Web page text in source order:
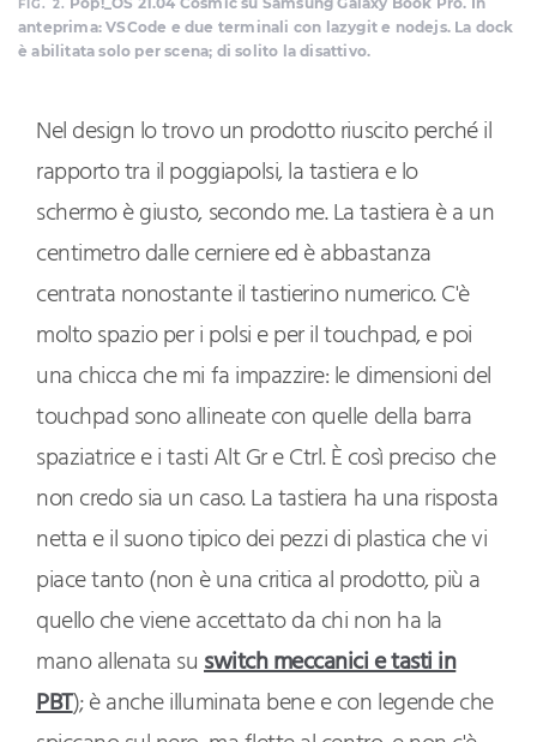
FIG. 2.
anteprima: VSCode e due terminali con lazygit e nodejs. La dock
è abilitata solo per scena; di solito la disattivo.
Nel design lo trovo un prodotto riuscito perché il
rapporto tra il poggiapolsi, la tastiera e lo
schermo è giusto, secondo me. La tastiera è a un
centimetro dalle cerniere ed è abbastanza
centrata nonostante il tastierino numerico. C'è
molto spazio per i polsi e per il touchpad, e poi
una chicca che mi fa impazzire: le dimensioni del
touchpad sono allineate con quelle della barra
spaziatrice e i tasti Alt Gr e Ctrl. È così preciso che
non credo sia un caso. La tastiera ha una risposta
netta e il suono tipico dei pezzi di plastica che vi
piace tanto (non è una critica al prodotto, più a
quello che viene accettato da chi non ha la
mano allenata suswitch meccanici e tasti in
PBT); è anche illuminata bene e con legende che